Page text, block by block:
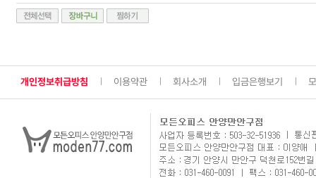
개인정보취급방침 이용약관 회사소개 입금은행보기